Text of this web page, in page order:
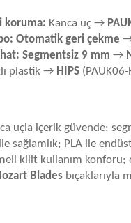
koruma: Kanca uç →
Otomatik geri çekme
Segmentsiz 9 mm →
plastik → HIPS
uçla içerik güvende;
sağlamlık; PLA ile
kilit kullanım
Blades bıçaklarıyla